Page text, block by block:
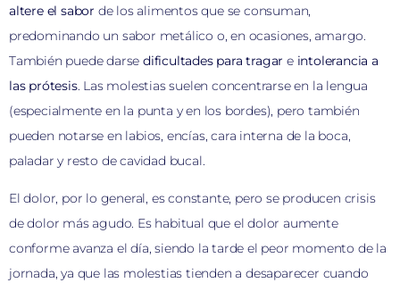
altere el sabor de los alimentos que se consuman,
predominando un sabor metálico o, en ocasiones, amargo.
También puede darsedificultades para tragar e intolerancia a
las prótesis. Las molestias suelen concentrarse en la lengua
(especialmente en la punta y en los bordes), pero también
pueden notarse en labios, encías, cara interna de la boca,
paladar y resto de cavidad bucal.
El dolor, por lo general, es constante, pero se producen crisis
de dolor más agudo. Es habitual que el dolor aumente
conforme avanza el día, siendo la tarde el peor momento de la
jornada, ya que las molestias tienden a desaparecer cuando